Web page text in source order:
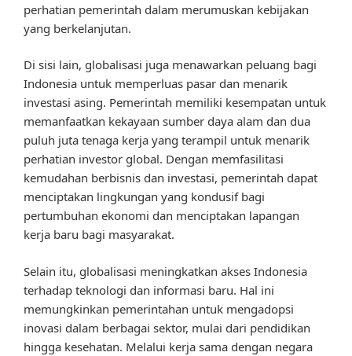
perhatian pemerintah dalam merumuskan kebijakan
yang berkelanjutan.
Di sisi lain, globalisasi juga menawarkan peluang bagi
Indonesia untuk memperluas pasar dan menarik
investasi asing. Pemerintah memiliki kesempatan untuk
memanfaatkan kekayaan sumber daya alam dan dua
puluh juta tenaga kerja yang terampil untuk menarik
perhatian investor global. Dengan memfasilitasi
kemudahan berbisnis dan investasi, pemerintah dapat
menciptakan lingkungan yang kondusif bagi
pertumbuhan ekonomi dan menciptakan lapangan
kerja baru bagi masyarakat.
Selain itu, globalisasi meningkatkan akses Indonesia
terhadap teknologi dan informasi baru. Hal ini
memungkinkan pemerintahan untuk mengadopsi
inovasi dalam berbagai sektor, mulai dari pendidikan
hingga kesehatan. Melalui kerja sama dengan negara